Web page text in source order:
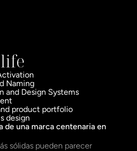
Naming
and Design Systems
product portfolio
design
de una marca centenaria en
sólidas pueden parecer